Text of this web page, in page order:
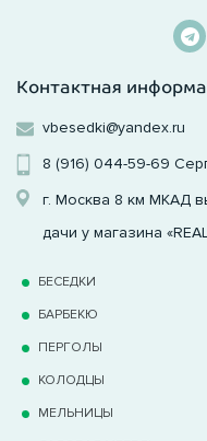
Контактная
vbesedki@yandex.ru
8 (916) 044-59-69
г. Москва 8 км МКАД
дачи у магазина
БЕСЕДКИ
БАРБЕКЮ
ПЕРГОЛЫ
КОЛОДЦЫ
МЕЛЬНИЦЫ